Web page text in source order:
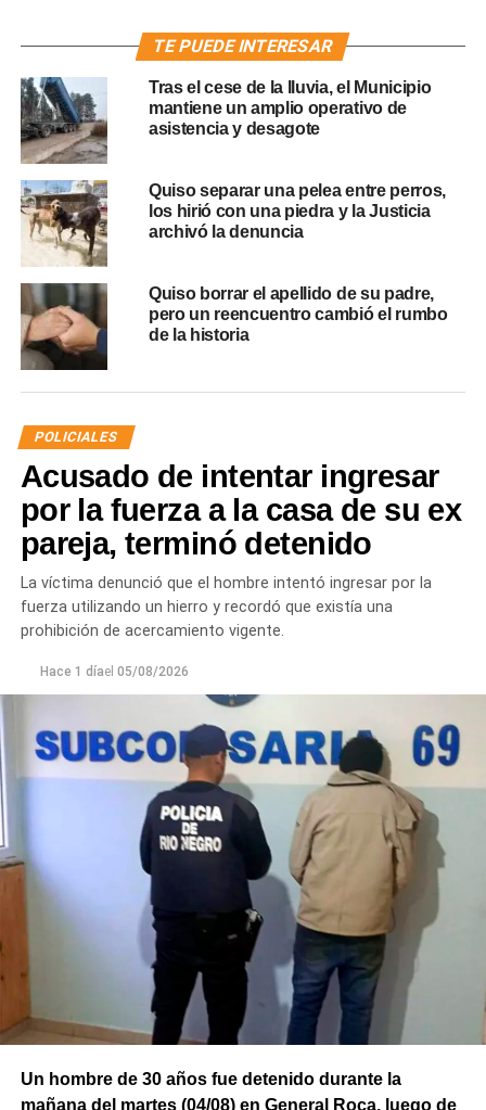
TE PUEDE INTERESAR
Tras el cese de la lluvia, el Municipio
mantiene un amplio operativo de
asistencia y desagote
Quiso separar una pelea entre perros,
los hirió con una piedra y la Justicia
archivó la denuncia
Quiso borrar el apellido de su padre,
pero un reencuentro cambió el rumbo
de la historia
POLICIALES
Acusado de intentar ingresar
por la fuerza a la casa de su ex
pareja, terminó detenido
La víctima denunció que el hombre intentó ingresar por la
fuerza utilizando un hierro y recordó que existía una
prohibición de acercamiento vigente.
Hace 1 díael 05/08/2026
Un hombre de 30 años fue detenido durante la
mañana del martes (04/08) en General Roca, luego de